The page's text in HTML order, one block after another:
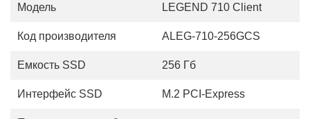
Модель LEGEND 710 Client
Код производителя ALEG-710-256GCS
Емкость SSD 256 Гб
Интерфейс SSD M.2 PCI-Express